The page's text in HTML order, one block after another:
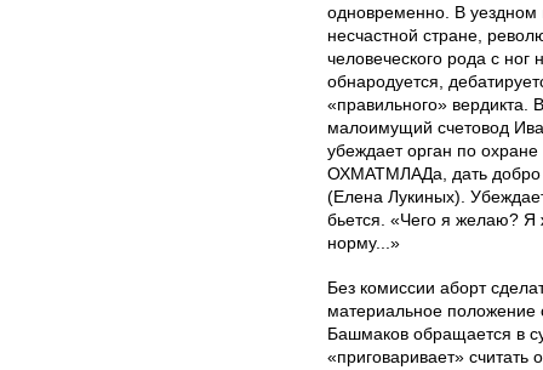
одновременно. В уездном
несчастной стране,
человеческого рода с ног
обнародуется,
«правильного» вердикта.
малоимущий счетовод
убеждает орган по
ОХМАТМЛАДа, дать добро
(Елена Лукиных).
бьется. «Чего я желаю?
норму...»
Без комиссии аборт
материальное положение
Башмаков обращается в
«приговаривает»